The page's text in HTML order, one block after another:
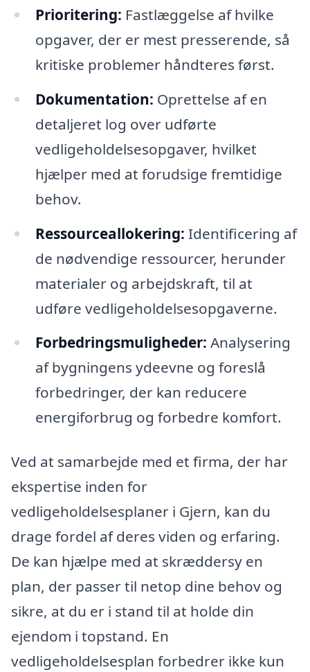
Prioritering: Fastlæggelse af hvilke
opgaver, der er mest presserende, så
kritiske problemer håndteres først.
Dokumentation: Oprettelse af en
detaljeret log over udførte
vedligeholdelsesopgaver, hvilket
hjælper med at forudsige fremtidige
behov.
Ressourceallokering: Identificering af
de nødvendige ressourcer, herunder
materialer og arbejdskraft, til at
udføre vedligeholdelsesopgaverne.
Forbedringsmuligheder: Analysering
af bygningens ydeevne og foreslå
forbedringer, der kan reducere
energiforbrug og forbedre komfort.
Ved at samarbejde med et firma, der har
ekspertise inden for
vedligeholdelsesplaner i Gjern, kan du
drage fordel af deres viden og erfaring.
De kan hjælpe med at skræddersy en
plan, der passer til netop dine behov og
sikre, at du er i stand til at holde din
ejendom i topstand. En
vedligeholdelsesplan forbedrer ikke kun